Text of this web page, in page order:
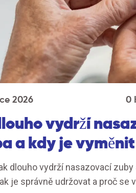
2026 0
vydrží
a kdy je vyměnit
dlouho vydrží nasazovací
je správně udržovat a proč se